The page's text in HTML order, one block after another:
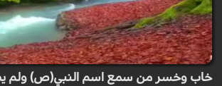
خاب وخسر من سمع اسم النبي(ص) ولم